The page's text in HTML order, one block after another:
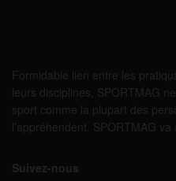
Formidable lien entre les
leurs disciplines, SPORTMAG
sport comme la plupart des
l’appréhendent. SPORTMAG
Suivez-nous